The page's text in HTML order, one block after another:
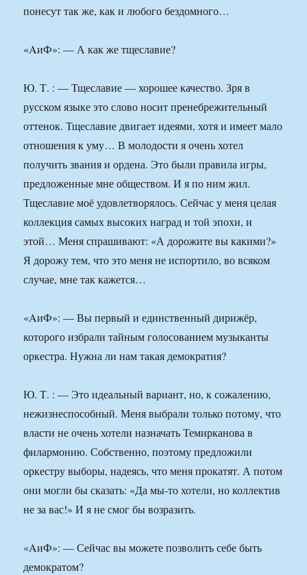
понесут так же, как и любого бездомного…
«AиФ»: — А как же тщеславие?
Ю. Т. : — Тщеславие — хорошее качество. Зря в
русском языке это слово носит пренебрежительный
оттенок. Тщеславие двигает идеями, хотя и имеет мало
отношения к уму… В молодости я очень хотел
получить звания и ордена. Это были правила игры,
предложенные мне обществом. И я по ним жил.
Тщеславие моё удовлетворялось. Сейчас у меня целая
коллекция самых высоких наград и той эпохи, и
этой… Меня спрашивают: «А дорожите вы какими?»
Я дорожу тем, что это меня не испортило, во всяком
случае, мне так кажется…
«AиФ»: — Вы первый и единственный дирижёр,
которого избрали тайным голосованием музыканты
оркестра. Нужна ли нам такая демократия?
Ю. Т. : — Это идеальный вариант, но, к сожалению,
нежизнеспособный. Меня выбрали только потому, что
власти не очень хотели назначать Темирканова в
филармонию. Собственно, поэтому предложили
оркестру выборы, надеясь, что меня прокатят. А потом
они могли бы сказать: «Да мы-то хотели, но коллектив
не за вас!» И я не смог бы возразить.
«AиФ»: — Сейчас вы можете позволить себе быть
демократом?